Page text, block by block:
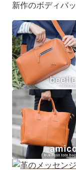
新作のボディバ